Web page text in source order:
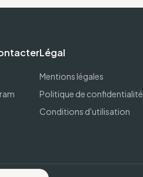
Légal
Mentions légales
Politique de confidentialité
Conditions d'utilisation